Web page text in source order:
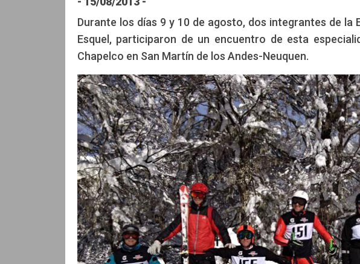
Edición: CCAM
Durante los días 9 y 10 de agosto, dos integrantes de la
Esquel, participaron de un encuentro de esta
Chapelco en San Martín de los Andes-Neuquen.